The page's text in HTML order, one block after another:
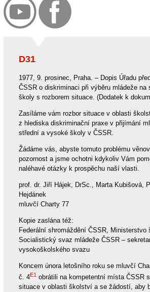
D31
1977, 9. prosinec, Praha. – Dopis Úřadu
ČSSR o diskriminaci při výběru mládeže na
školy s rozborem situace. (Dodatek k
Zasíláme vám rozbor situace v oblasti
z hlediska diskriminační praxe v přijímání
střední a vysoké školy v ČSSR.
Žádáme vás, abyste tomuto problému
pozornost a jsme ochotni kdykoliv Vám
naléhavé otázky k prospěchu naší vlasti.
prof. dr. Jiří Hájek, DrSc., Marta Kubišová,
Hejdánek
mluvčí Charty 77
Kopie zaslána též:
Federální shromáždění ČSSR, Ministerstvo
Socialistický svaz mládeže ČSSR –
vysokoškolského svazu
Koncem února letošního roku se mluvčí
č. 4E1obrátili na kompetentní místa ČSSR
situace v oblasti školství a se žádostí, aby